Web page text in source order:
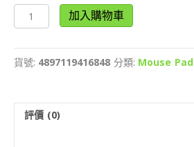
毛
毛
滑
鼠
量
加入購物車
貨號: 4897119416848 分類: Mouse Pad
評價 (0)